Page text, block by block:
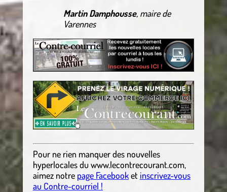
Martin Damphousse, maire de
Varennes
Pour ne rien manquer des nouvelles
hyperlocalesdu www.lecontrecourant.com,
aimez notre page Facebooket inscrivez-vous
au Contre-courriel !